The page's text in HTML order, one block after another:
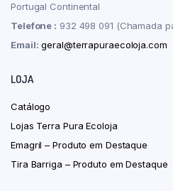
Portugal Continental
Telefone : 932 498 091 (Chamada
Email: geral@terrapuraecoloja.com
LOJA
Catálogo
Lojas Terra Pura Ecoloja
Emagril – Produto em Destaque
Tira Barriga – Produto em Destaque